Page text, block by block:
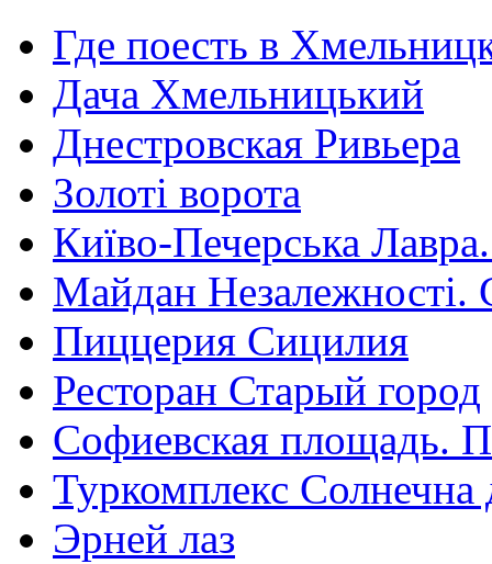
Где поесть в
Дача Хмельницький
Днестровская Ривьера
Золоті ворота
Київо-Печерська
Майдан Незалежності.
Пиццерия Сицилия
Ресторан Старый город
Софиевская площадь.
Туркомплекс Солнечна
Эрней лаз